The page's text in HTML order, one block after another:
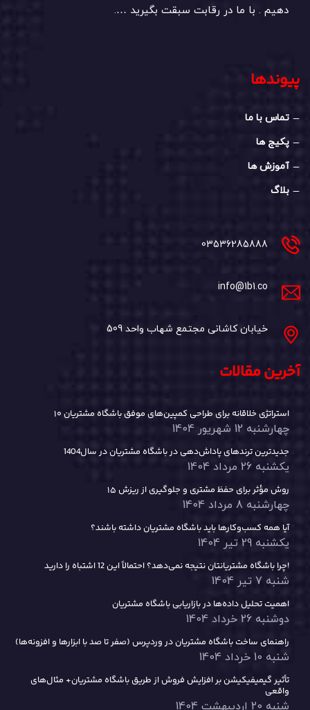
دهیم . با ما در رقابت سبقت بگیرید ….
پیوندها
تماس با ما
پکیج ها
آموزش ها
بلاگ
03536285888
info@1b1.co
خیابان کاشانی مجتمع شهاب واحد 509
آخرین مقالات
۱۰ استراتژی خلاقانه برای طراحی کمپین‌های موفق باشگاه مشتریان
چهارشنبه 12 شهریور 1404
جدیدترین ترندهای پاداش‌دهی در باشگاه مشتریان در سال1404
یکشنبه 26 مرداد 1404
۱۵ روش مؤثر برای حفظ مشتری و جلوگیری از ریزش
چهارشنبه 8 مرداد 1404
آیا همه کسب‌وکارها باید باشگاه مشتریان داشته باشند؟
یکشنبه 29 تیر 1404
چرا باشگاه مشتریانتان نتیجه نمی‌دهد؟ احتمالاً این 12 اشتباه را دارید!
شنبه 7 تیر 1404
اهمیت تحلیل داده‌ها در بازاریابی باشگاه مشتریان
دوشنبه 26 خرداد 1404
راهنمای ساخت باشگاه مشتریان در وردپرس (صفر تا صد با ابزارها و افزونه‌ها)
شنبه 10 خرداد 1404
تأثیر گیمیفیکیشن بر افزایش فروش از طریق باشگاه مشتریان+ مثال‌های
واقعی
شنبه 20 اردیبهشت 1404